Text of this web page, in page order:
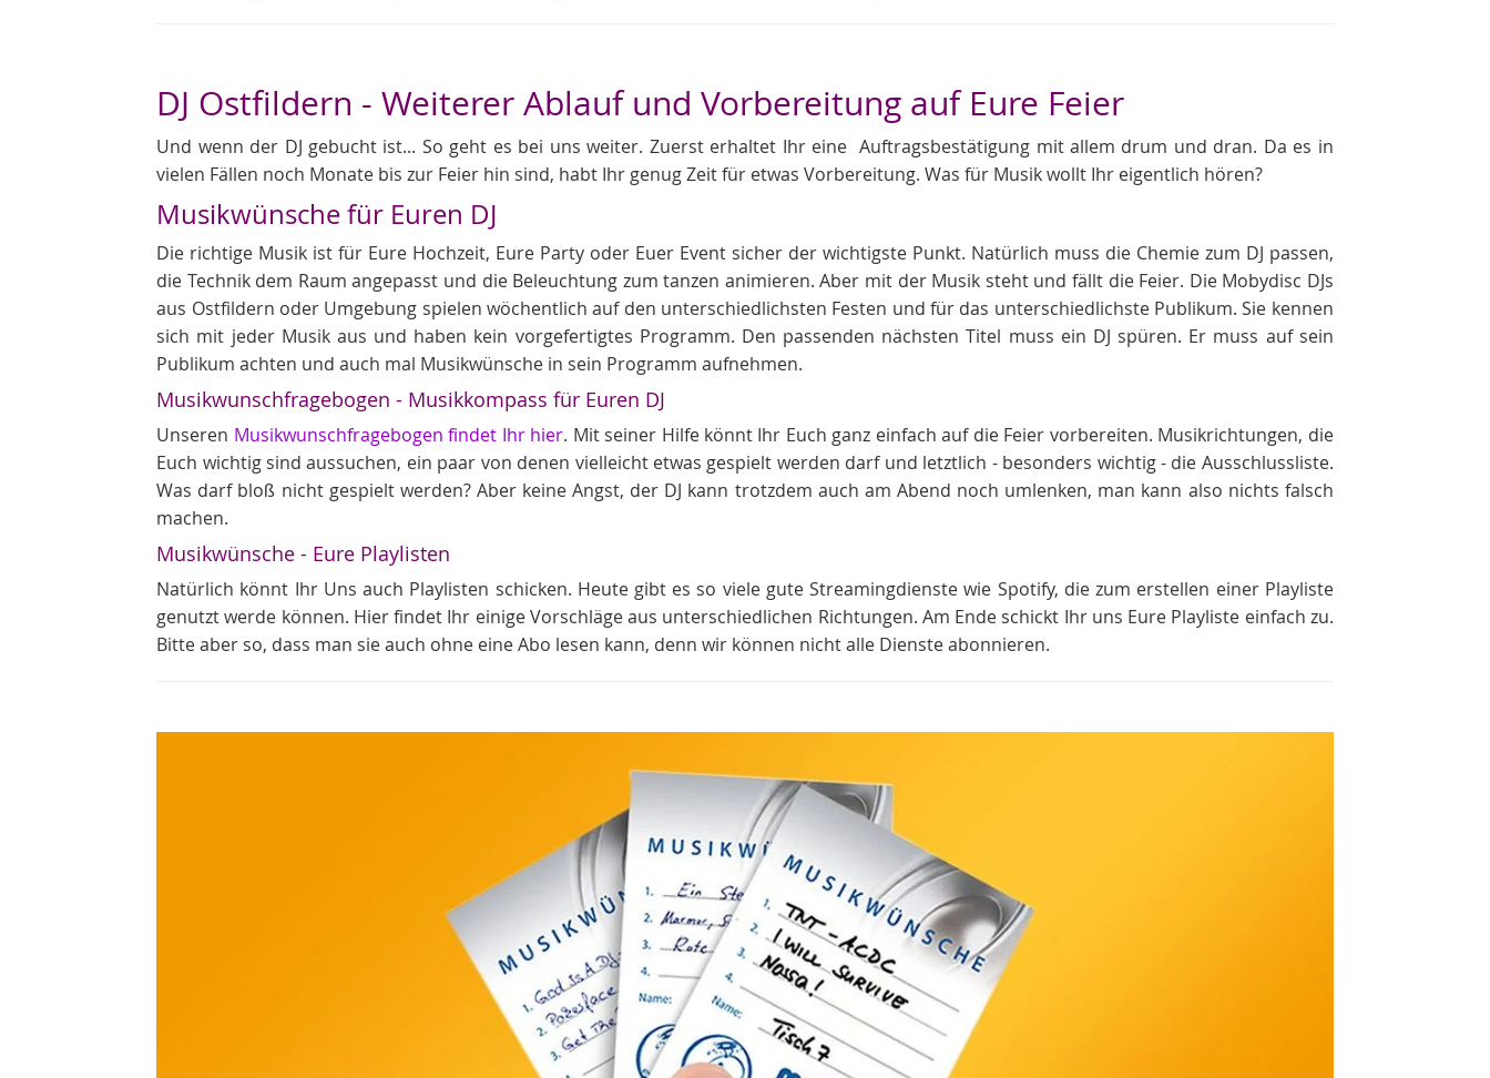
DJ Ostfildern - Weiterer Ablauf und Vorbereitung auf Eure Feier
Und wenn der DJ gebucht ist... So geht es bei uns weiter. Zuerst erhaltet Ihr eine Auftragsbestätigung mit allem drum und dran. Da es in
vielen Fällen noch Monate bis zur Feier hin sind, habt Ihr genug Zeit für etwas Vorbereitung. Was für Musik wollt Ihr eigentlich hören?
Musikwünsche für Euren DJ
Die richtige Musik ist für Eure Hochzeit, Eure Party oder Euer Event sicher der wichtigste Punkt. Natürlich muss die Chemie zum DJ passen,
die Technik dem Raum angepasst und die Beleuchtung zum tanzen animieren. Aber mit der Musik steht und fällt die Feier. Die Mobydisc DJs
aus Ostfildern oder Umgebung spielen wöchentlich auf den unterschiedlichsten Festen und für das unterschiedlichste Publikum. Sie kennen
sich mit jeder Musik aus und haben kein vorgefertigtes Programm. Den passenden nächsten Titel muss ein DJ spüren. Er muss auf sein
Publikum achten und auch mal Musikwünsche in sein Programm aufnehmen.
Musikwunschfragebogen - Musikkompass für Euren DJ
Unseren Musikwunschfragebogen findet Ihr hier. Mit seiner Hilfe könnt Ihr Euch ganz einfach auf die Feier vorbereiten. Musikrichtungen, die
Euch wichtig sind aussuchen, ein paar von denen vielleicht etwas gespielt werden darf und letztlich - besonders wichtig - die Ausschlussliste.
Was darf bloß nicht gespielt werden? Aber keine Angst, der DJ kann trotzdem auch am Abend noch umlenken, man kann also nichts falsch
machen.
Musikwünsche - Eure Playlisten
Natürlich könnt Ihr Uns auch Playlisten schicken. Heute gibt es so viele gute Streamingdienste wie Spotify, die zum erstellen einer Playliste
genutzt werde können. Hier findet Ihr einige Vorschläge aus unterschiedlichen Richtungen. Am Ende schickt Ihr uns Eure Playliste einfach zu.
Bitte aber so, dass man sie auch ohne eine Abo lesen kann, denn wir können nicht alle Dienste abonnieren.